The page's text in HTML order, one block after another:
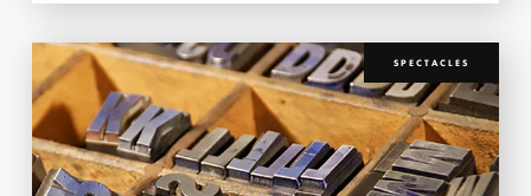
SPECTACLES